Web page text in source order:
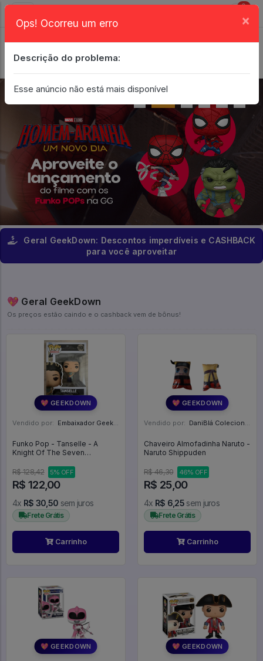
0
Geral GeekDown: Descontos imperdíveis e CASHBACK
para você aproveitar
💖 Geral GeekDown
Os preços estão caindo e o cashback vem de bônus!
💖 GEEKDOWN
Vendido por: Embaixador Geek - SP
Funko Pop - Tanselle - A
Knight Of The Seven
R$ 128,42
5% OFF
R$ 122,00
4x R$ 30,50 sem juros
Frete Grátis
Carrinho
💖 GEEKDOWN
Vendido por: DaniBlá Colecionáveis - SP
Chaveiro Almofadinha Naruto -
Naruto Shippuden
R$ 46,30 46% OFF
R$ 25,00
4x R$ 6,25 sem juros
Frete Grátis
Carrinho
💖 GEEKDOWN 💖 GEEKDOWN
Ops! Ocorreu um erro ×
Descrição do problema:
Esse anúncio não está mais disponível